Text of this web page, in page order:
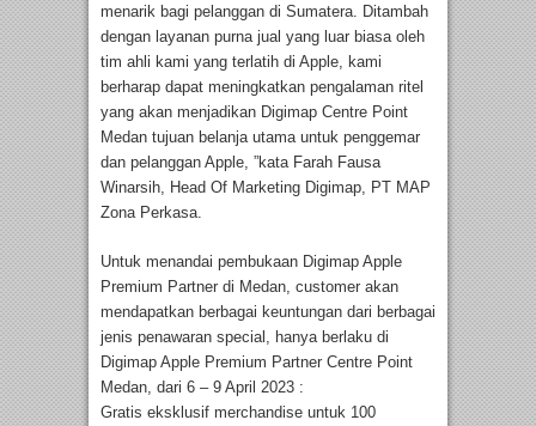
menarik bagi pelanggan di Sumatera. Ditambah
dengan layanan purna jual yang luar biasa oleh
tim ahli kami yang terlatih di Apple, kami
berharap dapat meningkatkan pengalaman ritel
yang akan menjadikan Digimap Centre Point
Medan tujuan belanja utama untuk penggemar
dan pelanggan Apple, ”kata Farah Fausa
Winarsih, Head Of Marketing Digimap, PT MAP
Zona Perkasa.
Untuk menandai pembukaan Digimap Apple
Premium Partner di Medan, customer akan
mendapatkan berbagai keuntungan dari berbagai
jenis penawaran special, hanya berlaku di
Digimap Apple Premium Partner Centre Point
Medan, dari 6 – 9 April 2023 :
Gratis eksklusif merchandise untuk 100